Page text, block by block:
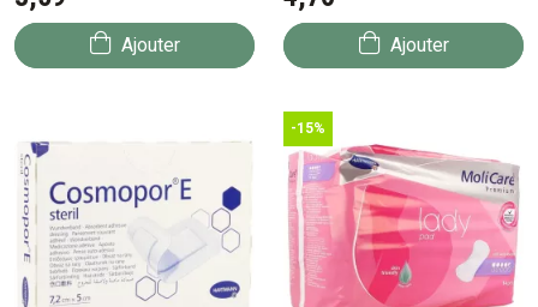
Ajouter Ajouter
-15%